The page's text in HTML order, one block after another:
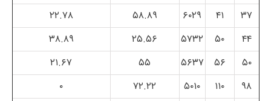
۳۷
۴۱ ۶۰۲۹ ۵۸.۸۹
۲۲.۷۸
۴۴
۵۰ ۵۷۳۲ ۲۵.۵۶
۳۸.۸۹
۵۰
۵۶ ۵۶۳۷ ۵۵
۲۱.۶۷
۹۸
۱۱۰ ۵۰۱۰ ۷۲.۲۲
۰